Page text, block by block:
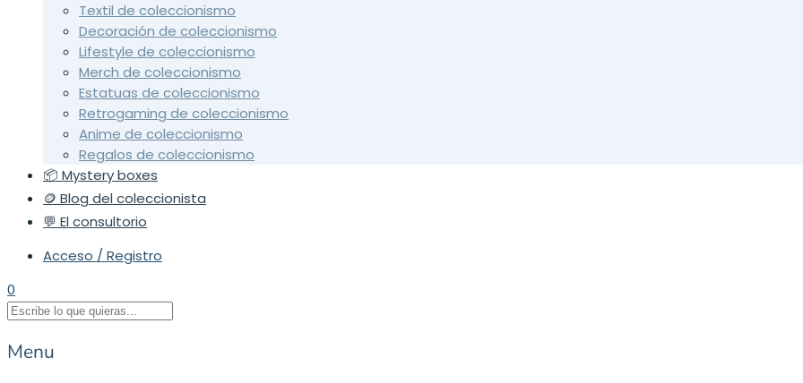
Textil de coleccionismo
Decoración de coleccionismo
Lifestyle de coleccionismo
Merch de coleccionismo
Estatuas de coleccionismo
Retrogaming de coleccionismo
Anime de coleccionismo
Regalos de coleccionismo
📦 Mystery boxes
🪙 Blog del coleccionista
💬 El consultorio
Acceso / Registro
0
Menu